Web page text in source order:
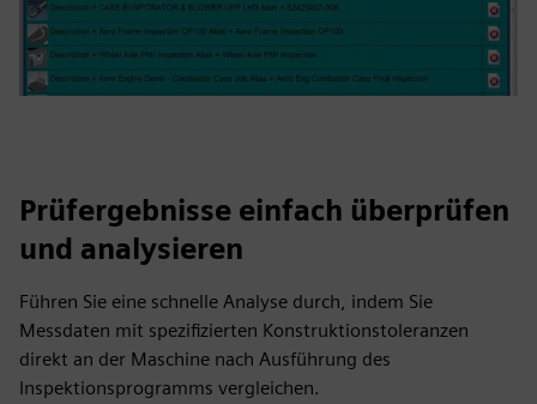
Prüfergebnisse einfach überprüfen
und analysieren
Führen Sie eine schnelle Analyse durch, indem Sie
Messdaten mit spezifizierten Konstruktionstoleranzen
direkt an der Maschine nach Ausführung des
Inspektionsprogramms vergleichen.